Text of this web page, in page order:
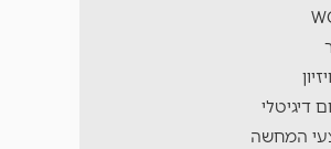
דיגיטלי
המחשה